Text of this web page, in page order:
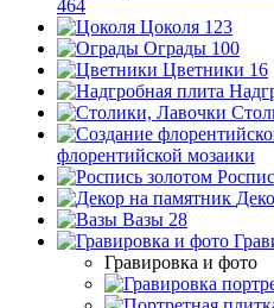
464
Цоколя 123
Ограды 100
Цветники 16
флорентийской мозаики
Вазы 28
Гравировка и фото